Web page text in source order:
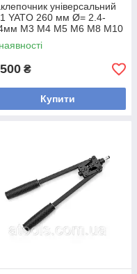
універсальний
YATO 260 мм Ø= 2.4-
M3 M4 M5 M6 M8 M10
36091)
₴
Купити